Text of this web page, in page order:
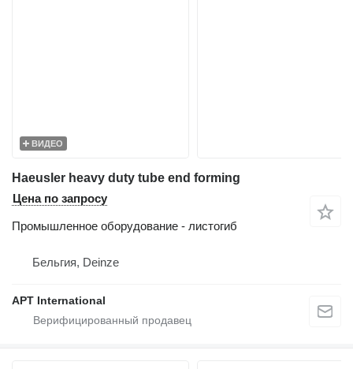
ВИДЕО
Haeusler heavy duty tube end forming
Цена по запросу
Промышленное оборудование - листогиб
Бельгия, Deinze
APT International